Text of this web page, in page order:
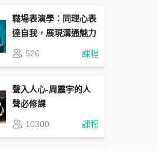
職場表演學：同理心表
達自我，展現溝通魅力
526 課程
聲入人心-周震宇的人
聲必修課
10300 課程